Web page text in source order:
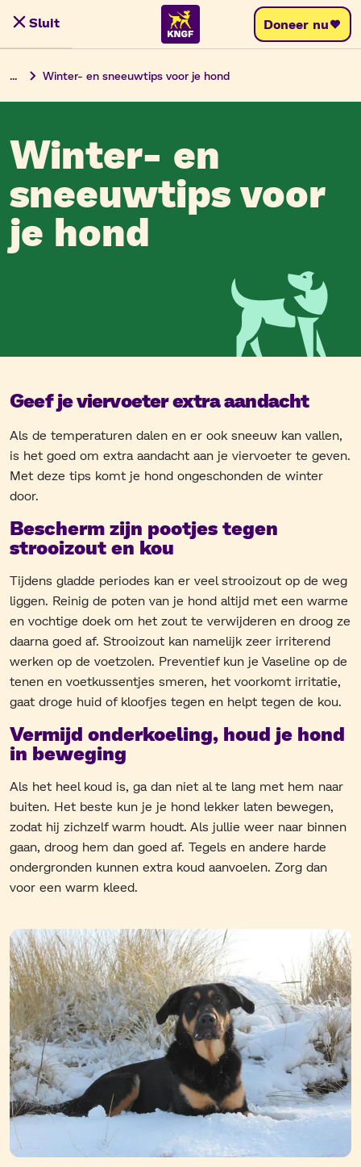
Menu Doneer nu
Sluit
... Winter- en sneeuwtips voor je hond
Winter- en
sneeuwtips voor
je hond
Geef je viervoeter extra aandacht
Als de temperaturen dalen en er ook sneeuw kan vallen,
is het goed om extra aandacht aan je viervoeter te geven.
Met deze tips komt je hond ongeschonden de winter
door.
Bescherm zijn pootjes tegen
strooizout en kou
Tijdens gladde periodes kan er veel strooizout op de weg
liggen. Reinig de poten van je hond altijd met een warme
en vochtige doek om het zout te verwijderen en droog ze
daarna goed af. Strooizout kan namelijk zeer irriterend
werken op de voetzolen. Preventief kun je Vaseline op de
tenen en voetkussentjes smeren, het voorkomt irritatie,
gaat droge huid of kloofjes tegen en helpt tegen de kou.
Vermijd onderkoeling, houd je hond
in beweging
Als het heel koud is, ga dan niet al te lang met hem naar
buiten. Het beste kun je je hond lekker laten bewegen,
zodat hij zichzelf warm houdt. Als jullie weer naar binnen
gaan, droog hem dan goed af. Tegels en andere harde
ondergronden kunnen extra koud aanvoelen. Zorg dan
voor een warm kleed.